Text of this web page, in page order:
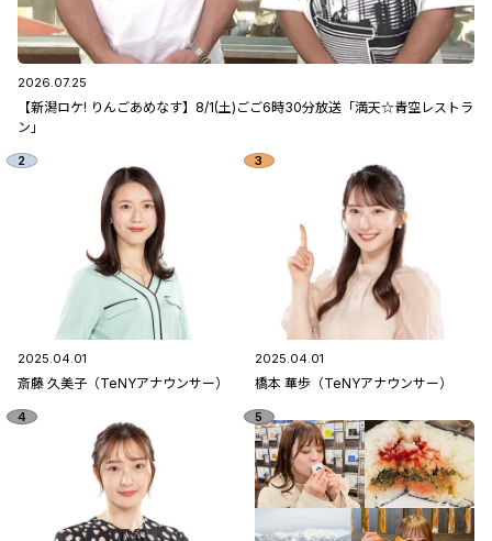
2026.07.25
【新潟ロケ! りんごあめなす】8/1(土)ごご6時30分放送「満天☆青空レストラ
ン」
2025.04.01
斎藤 久美子（TeNYアナウンサー）
2025.04.01
橋本 華歩（TeNYアナウンサー）